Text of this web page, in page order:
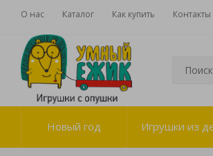
О нас Каталог Как купить Контакты
Новый год Игрушки из